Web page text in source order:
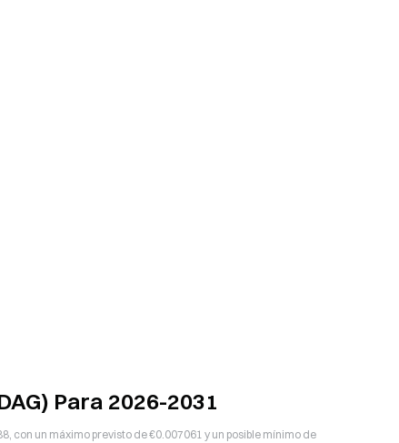
Para 2026-2031
con un máximo previsto de €0.007061 y un posible mínimo de